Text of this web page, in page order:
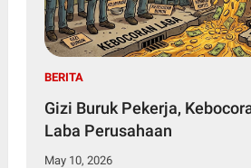
BERITA
Gizi Buruk Pekerja,
Laba Perusahaan
May 10, 2026